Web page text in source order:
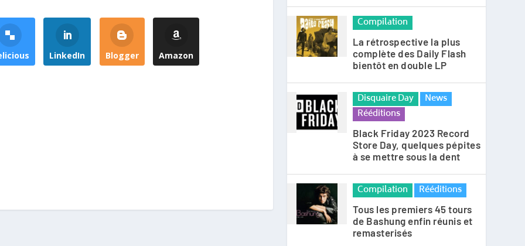
LinkedIn Blogger Amazon
Compilation
La rétrospective la plus
complète des Daily Flash
bientôt en double LP
Disquaire Day
News
Rééditions
Black Friday 2023 Record
Store Day, quelques pépites
à se mettre sous la dent
Compilation Rééditions
Tous les premiers 45 tours
de Bashung enfin réunis et
remasterisés